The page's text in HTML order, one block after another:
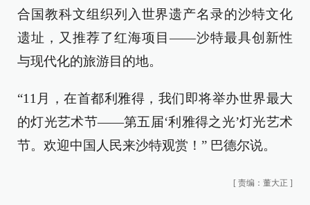
合国教科文组织列入世界遗产名录的沙特文化
遗址，又推荐了红海项目——沙特最具创新性
与现代化的旅游目的地。
“11月，在首都利雅得，我们即将举办世界最大
的灯光艺术节——第五届‘利雅得之光’灯光艺术
节。欢迎中国人民来沙特观赏！” 巴德尔说。
[ 责编：董大正 ]